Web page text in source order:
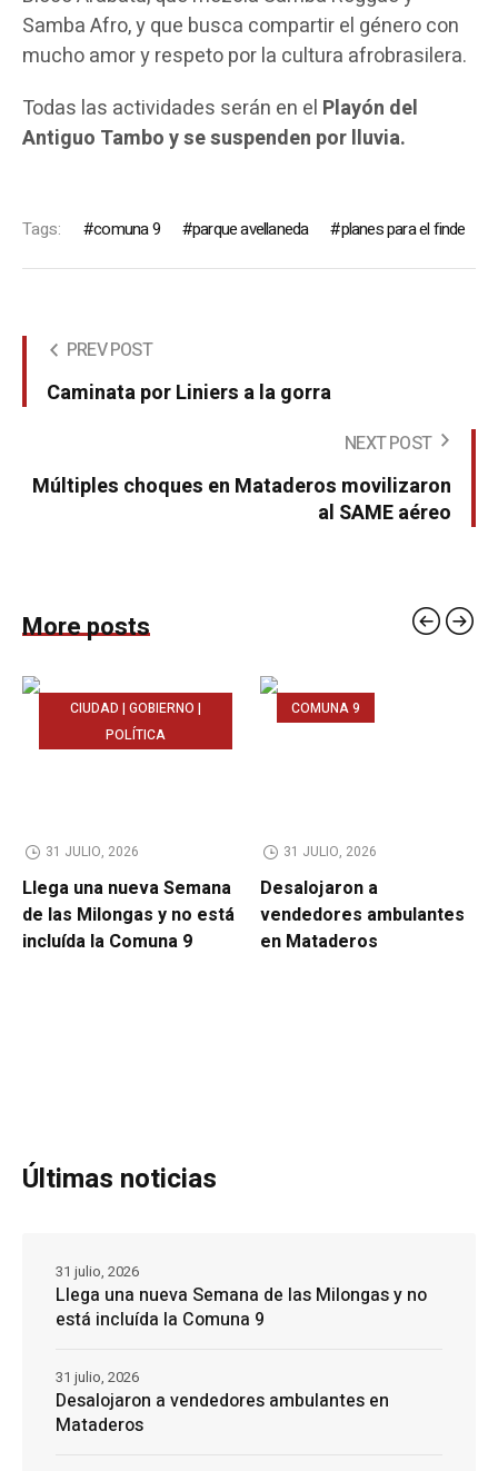
Samba Afro, y que busca compartir el género con
mucho amor y respeto por la cultura afrobrasilera.
Todas las actividades serán en el Playón del
Antiguo Tambo y se suspenden por lluvia.
Tags: comuna 9 parque avellaneda planes para el finde
PREV POST
Caminata por Liniers a la gorra
NEXT POST
Múltiples choques en Mataderos movilizaron
al SAME aéreo
More posts
CIUDAD | GOBIERNO |
POLÍTICA
31 JULIO, 2026
Llega una nueva Semana
de las Milongas y no está
incluída la Comuna 9
COMUNA 9
31 JULIO, 2026
Desalojaron a
vendedores ambulantes
en Mataderos
Últimas noticias
Llega una nueva Semana de las Milongas y no
está incluída la Comuna 9
31 julio, 2026
Desalojaron a vendedores ambulantes en
Mataderos
31 julio, 2026